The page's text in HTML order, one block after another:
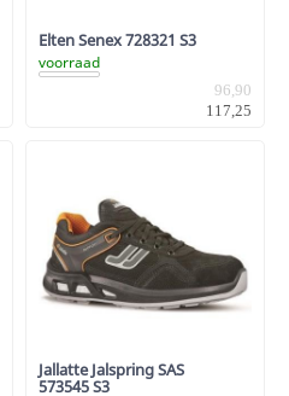
Elten Senex 728321 S3
voorraad
96,90
117,25
Jallatte Jalspring SAS
573545 S3